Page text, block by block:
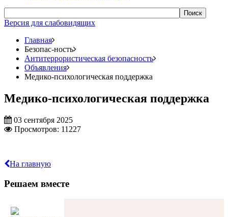
Поиск
Версия для слабовидящих
Главная
Безопас-ность
Антитеррористическая безопасность
Объявления
Медико-психологическая поддержка
Медико-психологическая поддержка
03 сентября 2025
Просмотров: 11227
На главную
Решаем вместе